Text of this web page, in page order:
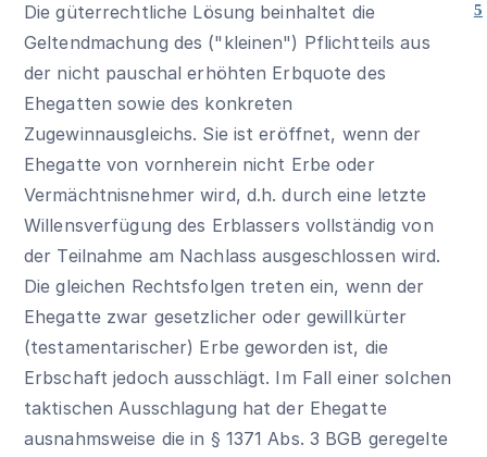
5
Die güterrechtliche Lösung beinhaltet die
Geltendmachung des ("kleinen") Pflichtteils aus
der nicht pauschal erhöhten Erbquote des
Ehegatten sowie des konkreten
Zugewinnausgleichs. Sie ist eröffnet, wenn der
Ehegatte von vornherein nicht Erbe oder
Vermächtnisnehmer wird, d.h. durch eine letzte
Willensverfügung des Erblassers vollständig von
der Teilnahme am Nachlass ausgeschlossen wird.
Die gleichen Rechtsfolgen treten ein, wenn der
Ehegatte zwar gesetzlicher oder gewillkürter
(testamentarischer) Erbe geworden ist, die
Erbschaft jedoch ausschlägt. Im Fall einer solchen
taktischen Ausschlagung hat der Ehegatte
ausnahmsweise die in § 1371 Abs. 3 BGB geregelte